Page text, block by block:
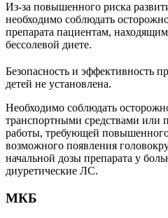
Из-за повышенного риска
необходимо соблюдать
препарата пациентам,
бессолевой диете.
Безопасность и эффективность
детей не установлена.
Необходимо соблюдать
транспортными средствами
работы, требующей
возможного появления
начальной дозы препарата у
диуретические ЛС.
МКБ